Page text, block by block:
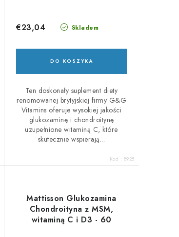
Skladem
€23,04
DO KOSZYKA
Ten doskonały suplement diety
renomowanej brytyjskiej firmy G&G
Vitamins oferuje wysokiej jakości
glukozaminę i chondroitynę
uzupełnione witaminą C, które
skutecznie wspierają...
Kod : 8925
Mattisson Glukozamina
Chondroityna z MSM,
witaminą C i D3 - 60